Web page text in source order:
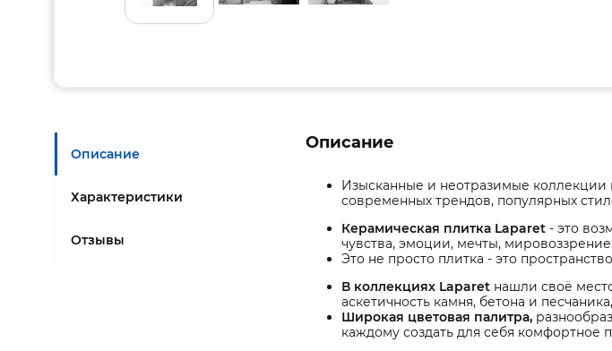
Описание
Характеристики
Отзывы
Описание
Изысканные и неотразимые коллекции
современных трендов, популярных
Керамическая плитка Laparet - это
чувства, эмоции, мечты,
Это не просто плитка - это
В коллекциях Laparet нашли своё
аскетичность камня, бетона и
Широкая цветовая палитра,
каждому создать для себя комфортное